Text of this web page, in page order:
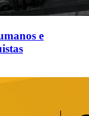
e